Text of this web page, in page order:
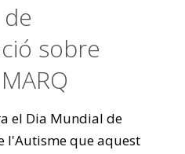
sobre
el Dia Mundial de
l'Autisme que aquest